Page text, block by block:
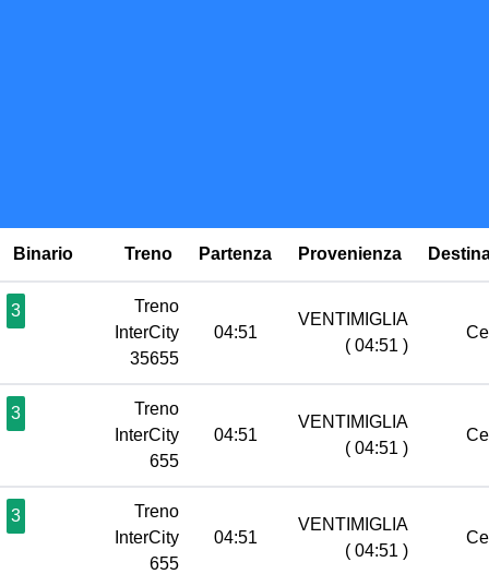
Binario Treno Partenza Provenienza
3
Treno
InterCity
35655
04:51
VENTIMIGLIA
( 04:51 )
3
Treno
InterCity
655
04:51
VENTIMIGLIA
( 04:51 )
3
Treno
InterCity
655
04:51
VENTIMIGLIA
( 04:51 )